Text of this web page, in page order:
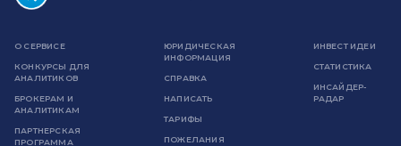
О СЕРВИСЕ
КОНКУРСЫ ДЛЯ
АНАЛИТИКОВ
БРОКЕРАМ И
АНАЛИТИКАМ
ПАРТНЕРСКАЯ
ПРОГРАММА
ЮРИДИЧЕСКАЯ
ИНФОРМАЦИЯ
СПРАВКА
НАПИСАТЬ
ТАРИФЫ
ПОЖЕЛАНИЯ
ИНВЕСТ ИДЕИ
СТАТИСТИКА
ИНСАЙДЕР-
РАДАР